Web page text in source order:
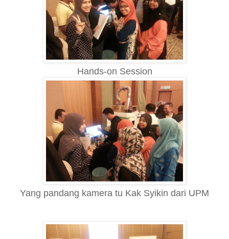
Hands-on Session
Yang pandang kamera tu Kak Syikin dari UPM